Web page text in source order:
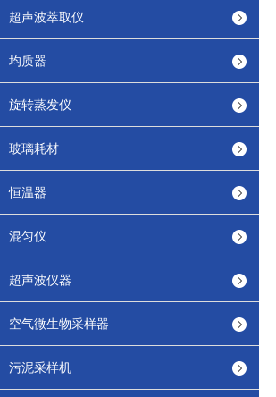
超声波萃取仪
均质器
旋转蒸发仪
玻璃耗材
恒温器
混匀仪
超声波仪器
空气微生物采样器
污泥采样机